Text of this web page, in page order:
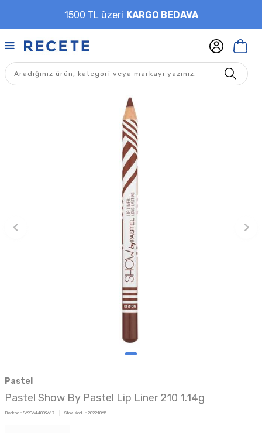
1500 TL üzeri KARGO BEDAVA
Pastel
Pastel Show By Pastel Lip Liner 210 1.14g
Barkod : 8690644009617 Stok Kodu : 20221065